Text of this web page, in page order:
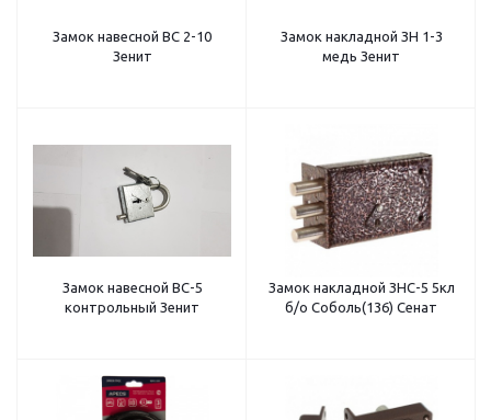
Замок навесной ВС 2-10
Зенит
Замок накладной ЗН 1-3
медь Зенит
Замок навесной ВС-5
контрольный Зенит
Замок накладной ЗНС-5 5кл
б/о Соболь(136) Сенат